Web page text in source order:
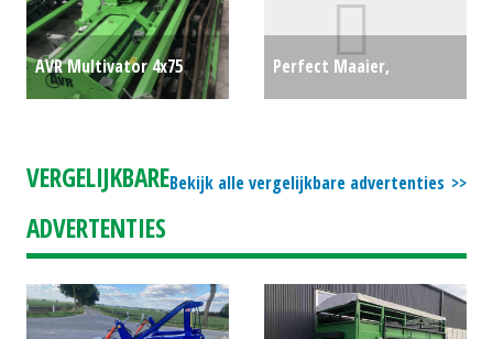
AVR Multivator 4x75
Perfect Maaier,
Bekijk alle vergelijkbare advertenties
VERGELIJKBARE
ADVERTENTIES